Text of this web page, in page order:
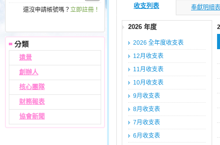
還沒申請帳號嗎？ 立即註冊！
遠景
創辦人
核心團隊
財務報表
協會新聞
收支列表 奉獻明細表
2026 年度
2026 全年度收支表
12月收支表
11月收支表
10月收支表
9月收支表
8月收支表
7月收支表
6月收支表